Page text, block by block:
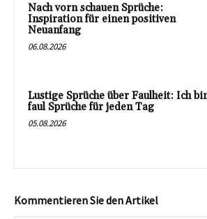
Nach vorn schauen Sprüche:
Inspiration für einen positiven
Neuanfang
06.08.2026
Lustige Sprüche über Faulheit: Ich
faul Sprüche für jeden Tag
05.08.2026
Kommentieren Sie den Artikel